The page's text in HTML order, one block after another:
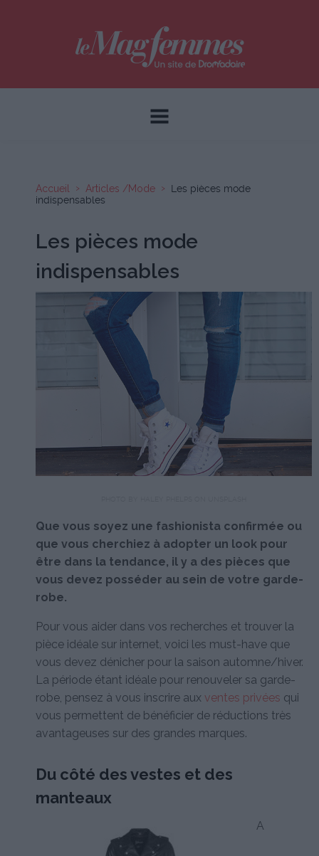
Accueil Articles /Mode
Les pièces mode
indispensables
Les pièces mode
indispensables
Que vous soyez une fashionista confirmée ou
que vous cherchiez à adopter un look pour
être dans la tendance, il y a des pièces que
vous devez posséder au sein de votre garde-
robe.
Pour vous aider dans vos recherches et trouver la
pièce idéale sur internet, voici les must-have que
vous devez dénicher pour la saison automne/hiver.
La période étant idéale pour renouveler sa garde-
robe, pensez à vous inscrire aux ventes privées qui
vous permettent de bénéficier de réductions très
avantageuses sur des grandes marques.
Du côté des vestes et des
manteaux
A